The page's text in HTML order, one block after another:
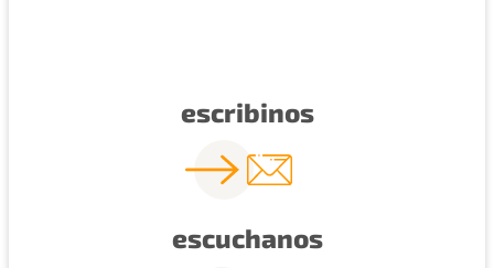
escribinos
escuchanos